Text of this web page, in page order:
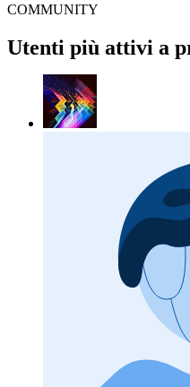
COMMUNITY
Utenti più attivi a